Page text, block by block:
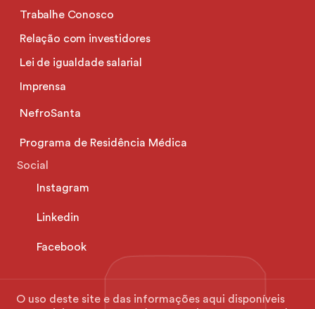
Trabalhe Conosco
Relação com investidores
Lei de igualdade salarial
Imprensa
NefroSanta
Programa de Residência Médica
Social
Instagram
Linkedin
Facebook
O uso deste site e das informações aqui disponíveis